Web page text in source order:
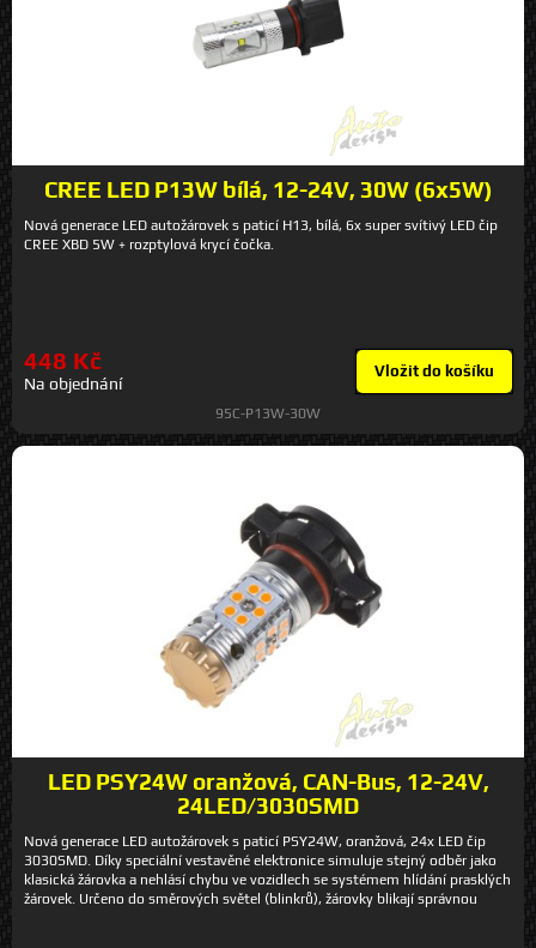
CREE LED P13W bílá, 12-24V, 30W (6x5W)
Nová generace LED autožárovek s paticí H13, bílá, 6x super svítivý LED čip
CREE XBD 5W + rozptylová krycí čočka.
448 Kč
Na objednání
Vložit do košíku
95C-P13W-30W
LED PSY24W oranžová, CAN-Bus, 12-24V,
24LED/3030SMD
Nová generace LED autožárovek s paticí PSY24W, oranžová, 24x LED čip
3030SMD. Díky speciální vestavěné elektronice simuluje stejný odběr jako
klasická žárovka a nehlásí chybu ve vozidlech se systémem hlídání prasklých
žárovek. Určeno do směrových světel (blinkrů), žárovky blikají správnou